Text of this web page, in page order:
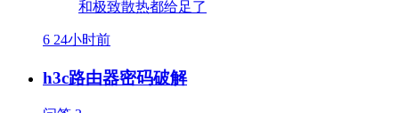
6 24小时前
h3c路由器密码破解